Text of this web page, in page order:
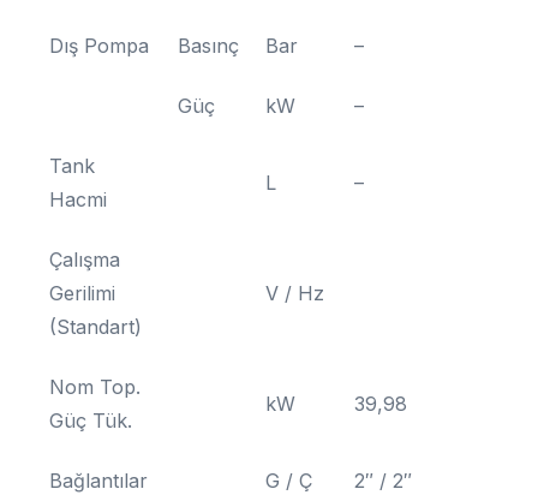
Dış Pompa Basınç Bar –
Güç kW –
Tank
Hacmi
L –
Çalışma
Gerilimi
(Standart)
V / Hz
Nom Top.
Güç Tük.
kW 39,98
Bağlantılar G / Ç 2″ / 2″